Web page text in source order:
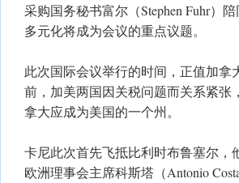
采购国务秘书富尔（Stephen Fuhr）
多元化将成为会议的重点议题。
此次国际会议举行的时间，正值加
前，加美两国因关税问题而关系紧
拿大应成为美国的一个州。
卡尼此次首先飞抵比利时布鲁塞尔，
欧洲理事会主席科斯塔（Antonio